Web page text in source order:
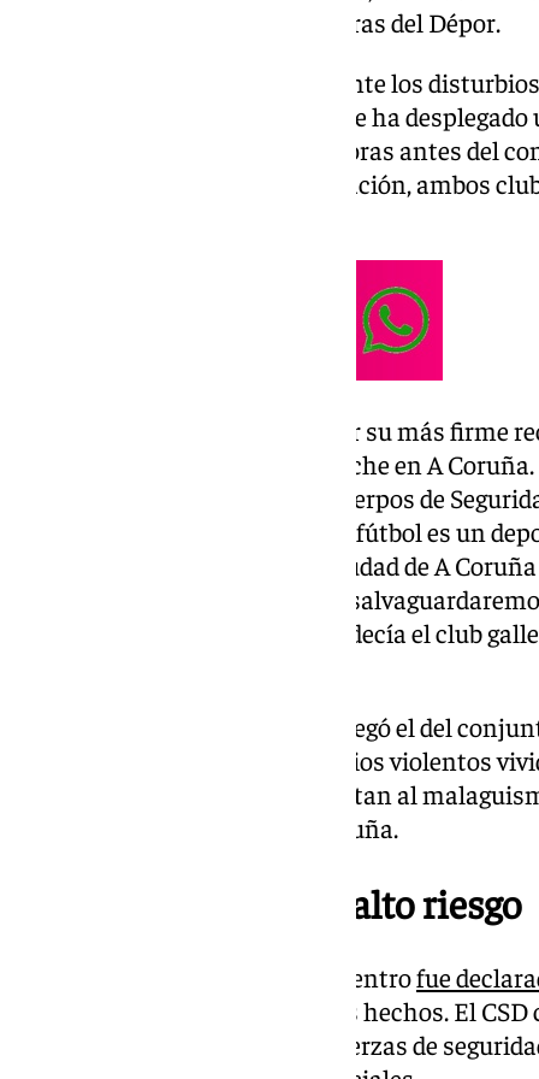
integrantes de Riazor Blues, ultras del Dépor.
La policía tuvo que intervenir ante los
enfrentamientos entre ultras, se ha
a los ultras del Málaga varias horas antes del
interior de Riazor. Ante tal situación, ambos
«El RC Deportivo quiere mostrar su más firme
actos vandálicos ocurridos anoche en A
colaborará con las Fuerzas y Cuerpos de
responsables de los mismos. El fútbol es un
hermandad de aficiones; y la ciudad de A
respeto. Desde el RC Deportivo
de los pilares de nuestro Club», decía el club
Tras el comunicado del Dépor llegó el del
expresa su rechazo a los episodios violentos
tipo de situaciones no representan al
después del Deportivo de la Coruña.
Partido declarado de alto riesgo
Hay que recordar que este encuentrofue
ante la previsión de estos hechos. El
derbi madrileño para que las fuerzas de